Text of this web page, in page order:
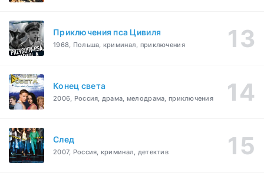
Приключения пса Цивиля
1968, Польша, криминал, приключения
Конец света
2006, Россия, драма, мелодрама, приключения
След
2007, Россия, криминал, детектив